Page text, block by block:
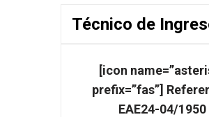
Técnico de
[icon
prefix=”fas”]
EAE24-04/1950